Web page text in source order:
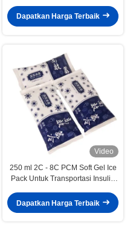
Diabetes
Dapatkan Harga Terbaik
Video
250 ml 2C - 8C PCM Soft Gel Ice
Pack Untuk Transportasi Insulin
Dapatkan Harga Terbaik